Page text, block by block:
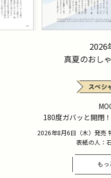
2026
真夏のおし
180度ガバッと開閉
2026年8月6日（木）発売
表紙の人：
もっ